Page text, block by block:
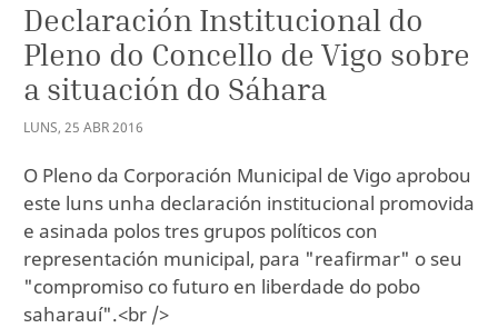
Declaración Institucional do
Pleno do Concello de Vigo sobre
a situación do Sáhara
LUNS, 25 ABR2016
O Pleno da Corporación Municipal de Vigo aprobou
este luns unha declaración institucional promovida
e asinada polos tres grupos políticos con
representación municipal, para "reafirmar" o seu
"compromiso co futuro en liberdade do pobo
saharauí".<br />